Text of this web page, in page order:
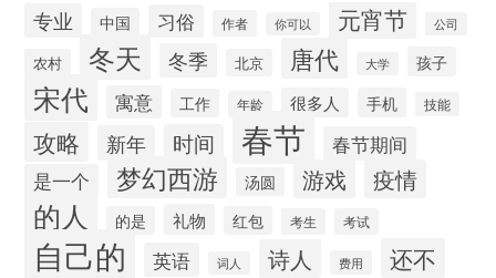
专业 中国 习俗 作者 你可以 元宵节 公司
农村 冬天 冬季 北京 唐代 大学 孩子
宋代 寓意 工作 年龄 很多人 手机 技能
攻略 新年 时间 春节 春节期间
是一个 梦幻西游 汤圆 游戏 疫情
的人 的是 礼物 红包 考生 考试
自己的 英语 词人 诗人 费用 还不